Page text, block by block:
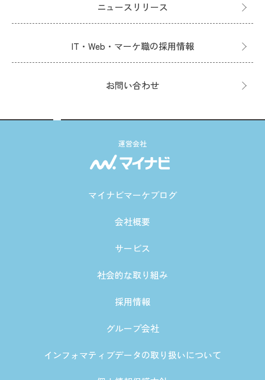
ニュースリリース
IT・Web・マーケ職の採用情報
お問い合わせ
運営会社
マイナビマーケブログ
会社概要
サービス
社会的な取り組み
採用情報
グループ会社
インフォマティブデータの取り扱いについて